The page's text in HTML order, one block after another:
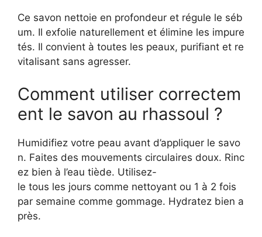
Ce savon nettoie en profondeur et régule le séb
um. Il exfolie naturellement et élimine les impure
tés. Il convient à toutes les peaux, purifiant et re
vitalisant sans agresser.
Comment utiliser correctem
ent le savon au rhassoul ?
Humidifiez votre peau avant d’appliquer le savo
n. Faites des mouvements circulaires doux. Rinc
ez bien à l’eau tiède. Utilisez-
le tous les jours comme nettoyant ou 1 à 2 fois
par semaine comme gommage. Hydratez bien a
près.